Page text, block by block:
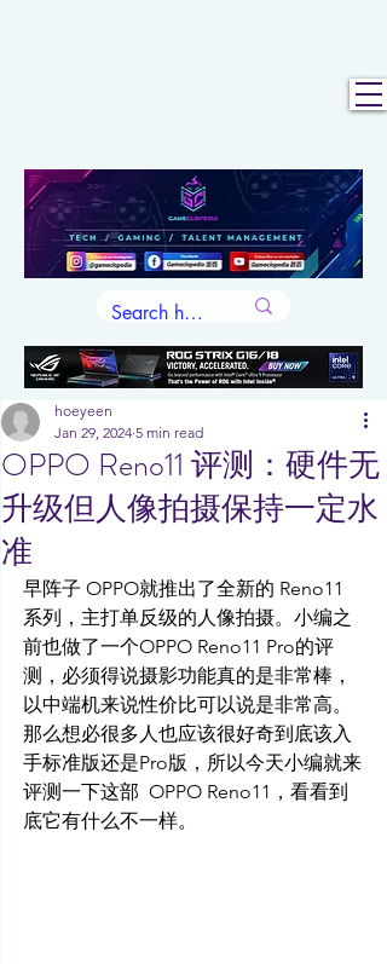
OPPO Reno11 评测：硬件无
升级但人像拍摄保持一定水
准
hoeyeen
Jan 29, 2024 5 min read
早阵子 OPPO就推出了全新的 Reno11
系列，主打单反级的人像拍摄。小编之
前也做了一个OPPO Reno11 Pro的评
测，必须得说摄影功能真的是非常棒，
以中端机来说性价比可以说是非常高。
那么想必很多人也应该很好奇到底该入
手标准版还是Pro版，所以今天小编就来
评测一下这部  OPPO Reno11，看看到
底它有什么不一样。